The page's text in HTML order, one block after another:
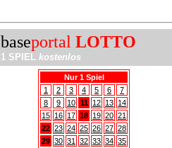
baseportal LOTTO
1 SPIEL kostenlos
Nur 1 Spiel
1
2 3 4 5 6
7
8
9 10 11 12 13 14
15 16 17 18 19 20 21
22 23 24 25 26 27 28
29 30 31 32 33 34 35